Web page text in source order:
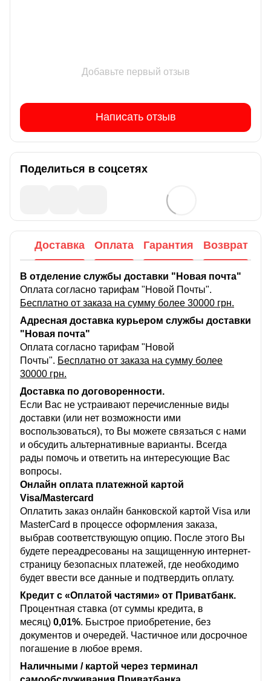
Добавьте первый отзыв
Написать отзыв
Поделиться в соцсетях
Доставка Оплата Гарантия Возврат
В отделение службы доставки "Новая почта"
Оплата согласно тарифам "Новой Почты".
Бесплатно от заказа на сумму более 30000 грн.
Адресная доставка курьером службы доставки
"Новая почта"
Оплата согласно тарифам "Новой
Почты". Бесплатно от заказа на сумму более
30000 грн.
Доставка по договоренности.
Если Вас не устраивают перечисленные виды
доставки (или нет возможности ими
воспользоваться), то Вы можете связаться с нами
и обсудить альтернативные варианты. Всегда
рады помочь и ответить на интересующие Вас
вопросы.
Онлайн оплата платежной картой
Visa/Mastercard
Оплатить заказ онлайн банковской картой Visa или
MasterCard в процессе оформления заказа,
выбрав соответствующую опцию. После этого Вы
будете переадресованы на защищенную интернет-
страницу безопасных платежей, где необходимо
будет ввести все данные и подтвердить оплату.
Кредит с «Оплатой частями» от Приватбанк.
Процентная ставка (от суммы кредита, в
месяц) 0,01%. Быстрое приобретение, без
документов и очередей. Частичное или досрочное
погашение в любое время.
Наличными / картой через терминал